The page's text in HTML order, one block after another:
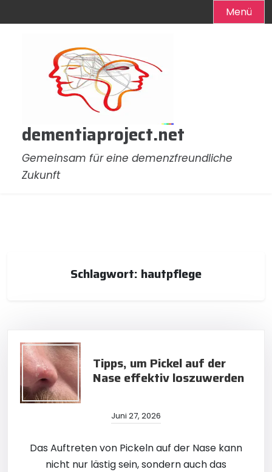
Menü
dementiaproject.net
Gemeinsam für eine demenzfreundliche
Zukunft
Schlagwort: hautpflege
Tipps, um Pickel auf der
Nase effektiv loszuwerden
Juni 27, 2026
Das Auftreten von Pickeln auf der Nase kann
nicht nur lästig sein, sondern auch das